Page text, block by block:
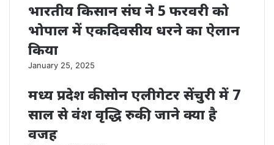
भारतीय किसान संघ ने 5 फरवरी को
भोपाल में एकदिवसीय धरने का ऐलान
किया
January 25, 2025
मध्य प्रदेश की सोन एलीगेटर सेंचुरी में 7
साल से वंश वृद्धि रुकी, जाने क्या है
वजह